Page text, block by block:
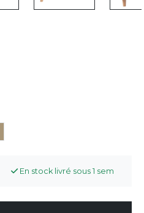
En stock livré sous 1 sem